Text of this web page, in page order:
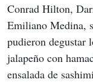
Conrad Hilton,
Emiliano Medina,
pudieron degustar
jalapeño con
ensalada de